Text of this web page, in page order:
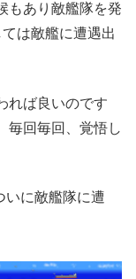
もあり敵艦隊を発
は敵艦に遭遇出
れば良いのです
毎回毎回、覚悟し
いに敵艦隊に遭